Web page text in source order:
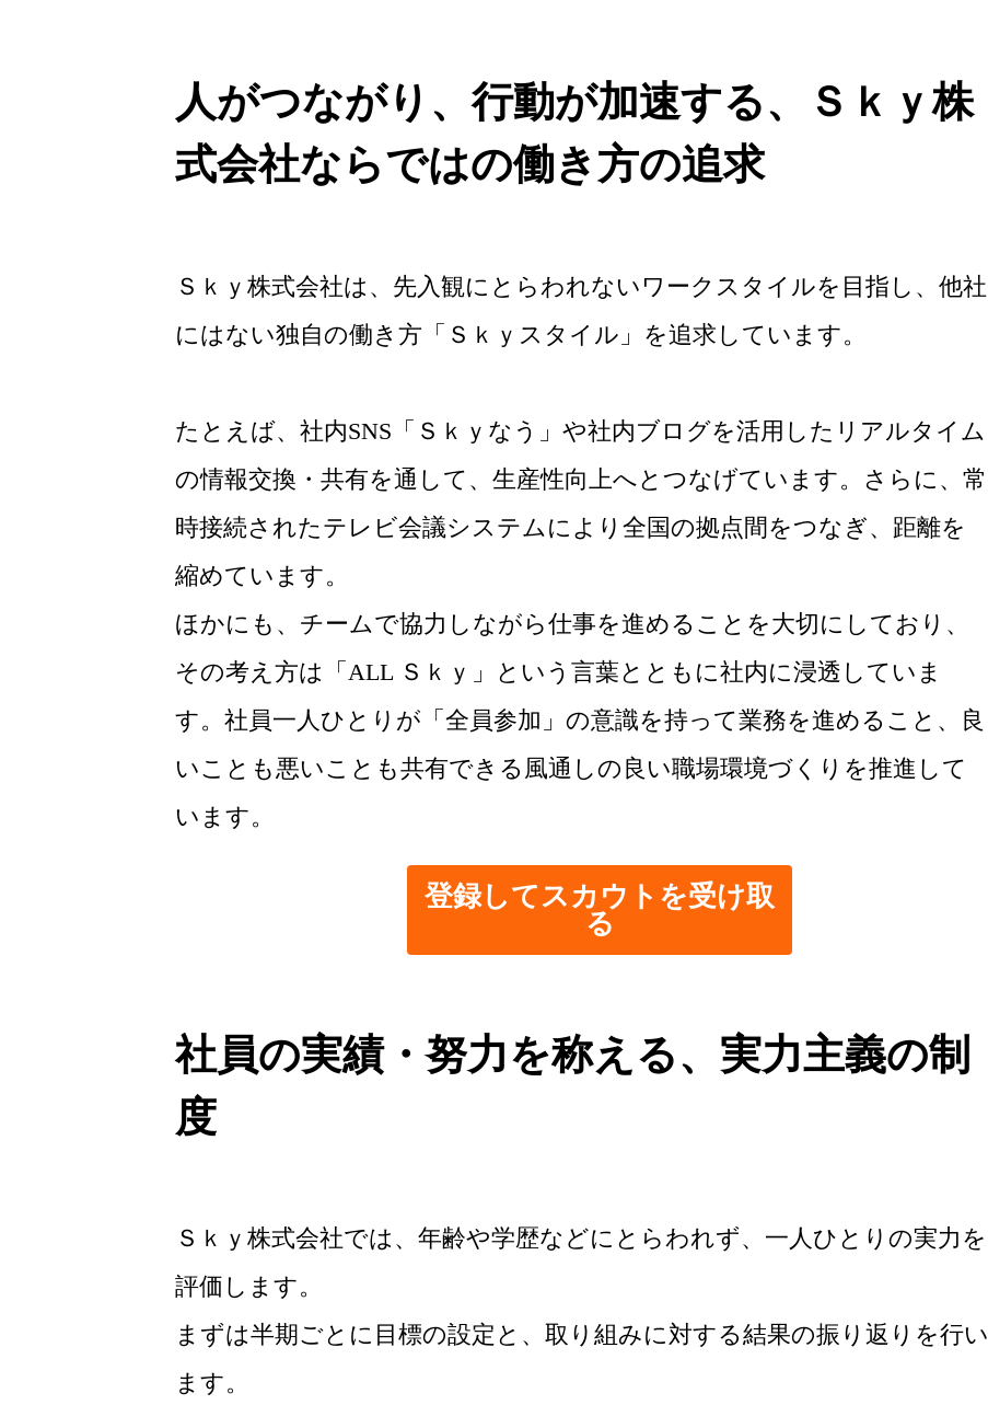
人がつながり、行動が加速する、Ｓｋｙ株
式会社ならではの働き方の追求
Ｓｋｙ株式会社は、先入観にとらわれないワークスタイルを目指し、他社
にはない独自の働き方「Ｓｋｙスタイル」を追求しています。
たとえば、社内SNS「Ｓｋｙなう」や社内ブログを活用したリアルタイム
の情報交換・共有を通して、生産性向上へとつなげています。さらに、常
時接続されたテレビ会議システムにより全国の拠点間をつなぎ、距離を
縮めています。
ほかにも、チームで協力しながら仕事を進めることを大切にしており、
その考え方は「ALL Ｓｋｙ」という言葉とともに社内に浸透していま
す。社員一人ひとりが「全員参加」の意識を持って業務を進めること、良
いことも悪いことも共有できる風通しの良い職場環境づくりを推進して
います。
登録してスカウトを受け取
る
社員の実績・努力を称える、実力主義の制
度
Ｓｋｙ株式会社では、年齢や学歴などにとらわれず、一人ひとりの実力を
評価します。
まずは半期ごとに目標の設定と、取り組みに対する結果の振り返りを行い
ます。